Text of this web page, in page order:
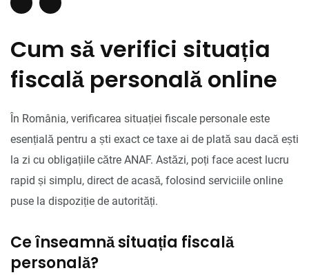
Cum să verifici situația
fiscală personală online
În România, verificarea situației fiscale personale este
esențială pentru a ști exact ce taxe ai de plată sau dacă ești
la zi cu obligațiile către ANAF. Astăzi, poți face acest lucru
rapid și simplu, direct de acasă, folosind serviciile online
puse la dispoziție de autorități.
Ce înseamnă situația fiscală
personală?